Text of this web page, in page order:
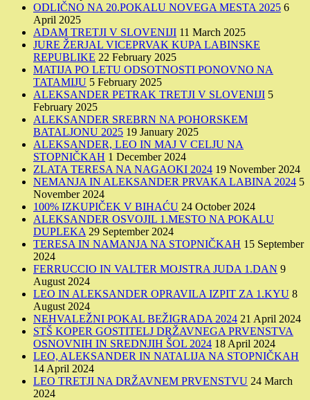
ODLIČNO NA 20.POKALU NOVEGA MESTA 2025 6
April 2025
ADAM TRETJI V SLOVENIJI 11 March 2025
JURE ŽERJAL VICEPRVAK KUPA LABINSKE
REPUBLIKE 22 February 2025
MATIJA PO LETU ODSOTNOSTI PONOVNO NA
TATAMIJU 5 February 2025
ALEKSANDER PETRAK TRETJI V SLOVENIJI 5
February 2025
ALEKSANDER SREBRN NA POHORSKEM
BATALJONU 2025 19 January 2025
ALEKSANDER, LEO IN MAJ V CELJU NA
STOPNIČKAH 1 December 2024
ZLATA TERESA NA NAGAOKI 2024 19 November 2024
NEMANJA IN ALEKSANDER PRVAKA LABINA 2024 5
November 2024
100% IZKUPIČEK V BIHAĆU 24 October 2024
ALEKSANDER OSVOJIL 1.MESTO NA POKALU
DUPLEKA 29 September 2024
TERESA IN NAMANJA NA STOPNIČKAH 15 September
2024
FERRUCCIO IN VALTER MOJSTRA JUDA 1.DAN 9
August 2024
LEO IN ALEKSANDER OPRAVILA IZPIT ZA 1.KYU 8
August 2024
NEHVALEŽNI POKAL BEŽIGRADA 2024 21 April 2024
STŠ KOPER GOSTITELJ DRŽAVNEGA PRVENSTVA
OSNOVNIH IN SREDNJIH ŠOL 2024 18 April 2024
LEO, ALEKSANDER IN NATALIJA NA STOPNIČKAH
14 April 2024
LEO TRETJI NA DRŽAVNEM PRVENSTVU 24 March
2024